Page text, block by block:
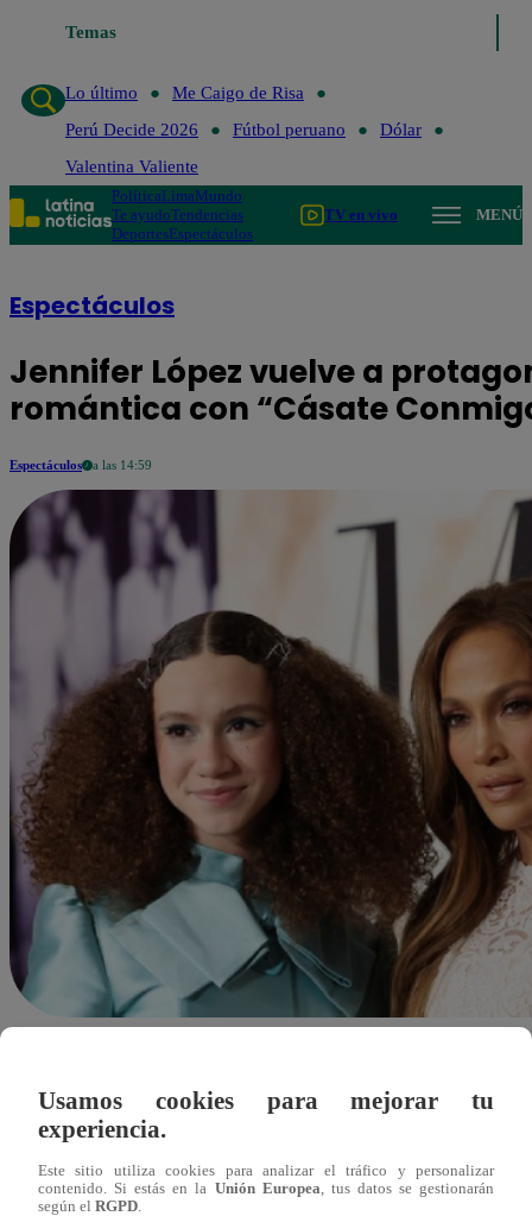
Temas
Lo último
Me Caigo de Risa
Perú Decide 2026
Fútbol peruano
Dólar
Valentina Valiente
PolíticaLimaMundo
Te ayudoTendencias
DeportesEspectáculos
TV en vivo MENÚ
Espectáculos
Jennifer López vuelve a
romántica con “Cásate
Espectáculos a las 14:59
Conmigo”, en la que encarna a una superestrella del
Usamos cookies para mejorar tu
experiencia.
Este sitio utiliza cookies para analizar el tráfico y personalizar
contenido. Si estás en la Unión Europea , tus datos se gestionarán
según el RGPD